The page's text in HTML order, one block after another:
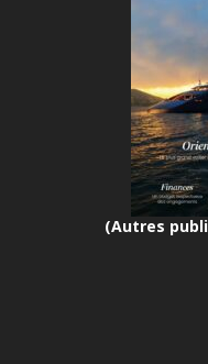
(Autres